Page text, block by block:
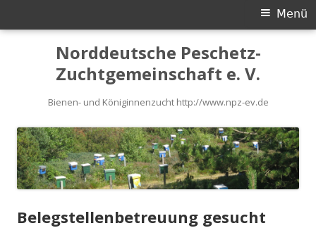
Norddeutsche Peschetz-
Zuchtgemeinschaft e. V.
Bienen- und Königinnenzucht http://www.npz-ev.de
Menü
Belegstellenbetreuung gesucht